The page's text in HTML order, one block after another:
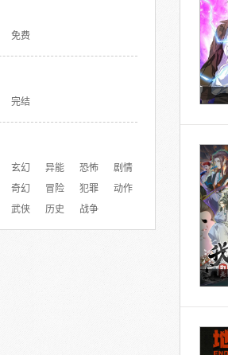
免费
完结
玄幻 异能 恐怖
剧情
奇幻 冒险 犯罪
动作
武侠 历史 战争